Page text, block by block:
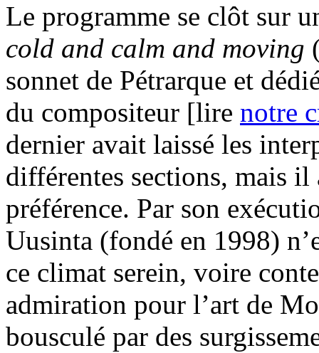
Le programme se clôt sur
cold and calm and moving
sonnet de Pétrarque et
du compositeur [lire notre
dernier avait laissé les
différentes sections, mais
préférence. Par son
Uusinta (fondé en 1998)
ce climat serein, voire
admiration pour l’art de
bousculé par des